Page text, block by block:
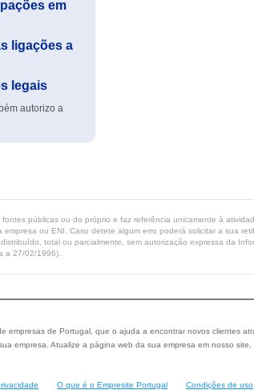
em
ligações a
legais
autorizo a
públicas ou do próprio e faz referência unicamente à
ou ENI. Caso detete algum erro poderá solicitar a sua
total ou parcialmente, sem autorização expressa da
a 27/02/1996).
empresas de Portugal, que o ajuda a encontrar novos clientes
empresa. Atualize a página web da sua empresa em nosso
O que é o Empresite Portugal Condições de uso